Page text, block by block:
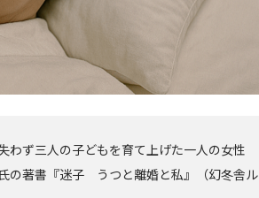
わず三人の子どもを育て上げた一人の女性
の著書『迷子 うつと離婚と私』（幻冬舎ル